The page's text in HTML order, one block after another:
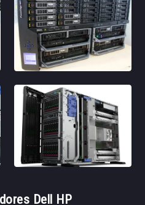
Dell HP